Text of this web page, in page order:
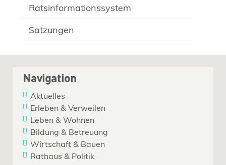
Ratsinformationssystem
Satzungen
Navigation
Aktuelles
Erleben & Verweilen
Leben & Wohnen
Bildung & Betreuung
Wirtschaft & Bauen
Rathaus & Politik